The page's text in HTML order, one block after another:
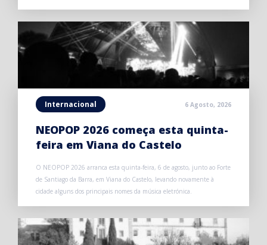
Internacional 6 Agosto, 2026
NEOPOP 2026 começa esta quinta-
feira em Viana do Castelo
O NEOPOP 2026 arranca esta quinta-feira, 6 de agosto, junto ao Forte
de Santiago da Barra, em Viana do Castelo, levando novamente à
cidade alguns dos principais nomes da música eletrónica.